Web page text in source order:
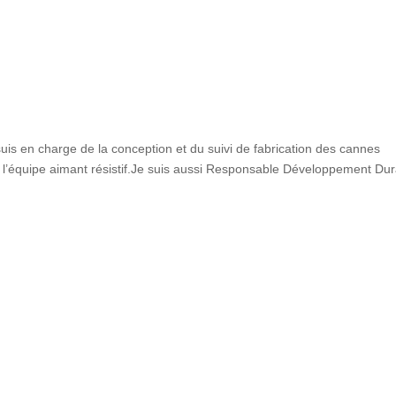
en charge de la conception et du suivi de fabrication des cannes
aimant résistif.Je suis aussi Responsable Développement